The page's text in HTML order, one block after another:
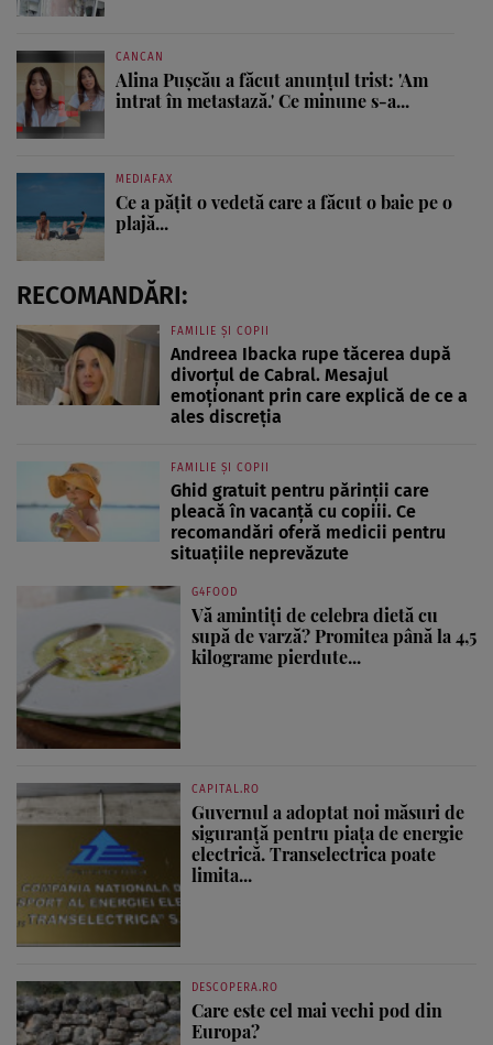
CANCAN
Alina Pușcău a făcut anunțul trist: 'Am
intrat în metastază.' Ce minune s-a...
MEDIAFAX
Ce a pățit o vedetă care a făcut o baie pe o
plajă...
RECOMANDĂRI:
FAMILIE ȘI COPII
Andreea Ibacka rupe tăcerea după
divorțul de Cabral. Mesajul
emoționant prin care explică de ce a
ales discreția
FAMILIE ȘI COPII
Ghid gratuit pentru părinții care
pleacă în vacanță cu copiii. Ce
recomandări oferă medicii pentru
situațiile neprevăzute
G4FOOD
Vă amintiți de celebra dietă cu
supă de varză? Promitea până la 4,5
kilograme pierdute...
CAPITAL.RO
Guvernul a adoptat noi măsuri de
siguranță pentru piața de energie
electrică. Transelectrica poate
limita...
DESCOPERA.RO
Care este cel mai vechi pod din
Europa?